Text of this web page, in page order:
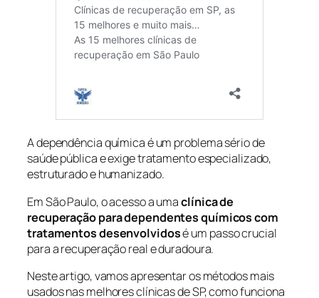
A dependência química é um problema sério de
saúde pública e exige tratamento especializado,
estruturado e humanizado.
Em São Paulo, o acesso a umaclínica de
recuperação para dependentes químicos com
tratamentos desenvolvidosé um passo crucial
para a recuperação real e duradoura.
Neste artigo, vamos apresentar os métodos mais
usados nas melhores clínicas de SP, como funciona